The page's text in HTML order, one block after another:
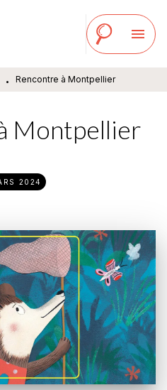
menu
• Rencontre à Montpellier
Montpellier
2024